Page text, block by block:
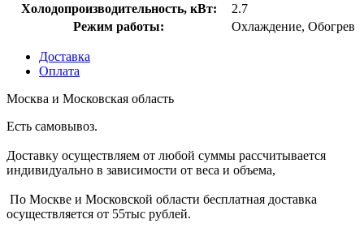
Холодопроизводительность, кВт:
2.7
Режим работы:
Охлаждение, Обогрев
Доставка
Оплата
Москва и Московская область
Есть самовывоз.
Доставку осуществляем от любой суммы рассчитывается
индивидуально в зависимости от веса и объема,
По Москве и Московской области бесплатная доставка
осуществляется от 55тыс рублей.